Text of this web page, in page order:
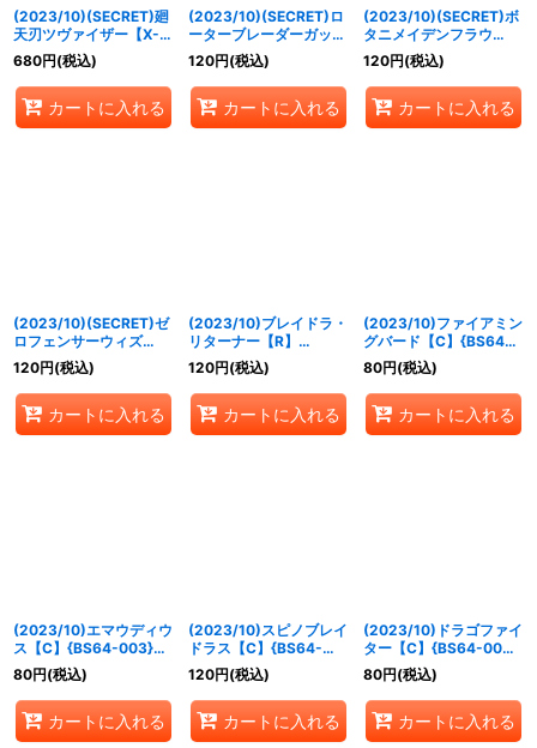
(2023/10)(SECRET)廻
天刃ツヴァイザー【X-
SEC】{BS64-X07}
《多》
680円(税込)
カートに入れる
(2023/10)(SECRET)ロ
ーターブレーダーガット
【M-SEC】{BS64-
009}《赤》
120円(税込)
カートに入れる
(2023/10)(SECRET)ボ
タニメイデンフラウ
【M-SEC】{BS64-
027}《緑》
120円(税込)
カートに入れる
(2023/10)(SECRET)ゼ
ロフェンサーウィズ
【M-SEC】{BS64-
038}《白》
120円(税込)
カートに入れる
(2023/10)ブレイドラ・
リターナー【R】
{BS64-001}《赤》
120円(税込)
カートに入れる
(2023/10)ファイアミン
グバード【C】{BS64-
002}《赤》
80円(税込)
カートに入れる
(2023/10)エマウディウ
ス【C】{BS64-003}
《赤》
80円(税込)
カートに入れる
(2023/10)スピノブレイ
ドラス【C】{BS64-
004}《赤》
120円(税込)
カートに入れる
(2023/10)ドラゴファイ
ター【C】{BS64-005}
《赤》
80円(税込)
カートに入れる